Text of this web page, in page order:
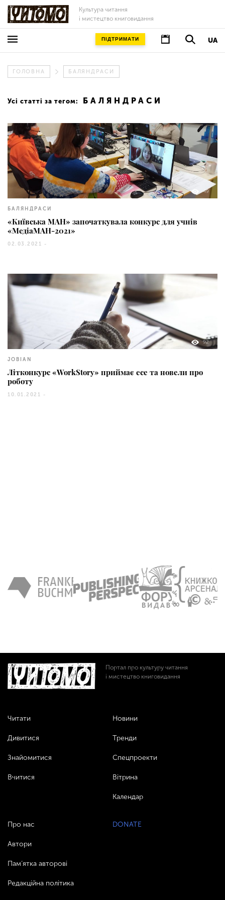
Культура читання
і мистецтво книговидання
UA
ПІДТРИМАТИ
ГОЛОВНА БАЛЯНДРАСИ
Усі статті за тегом: БАЛЯНДРАСИ
49
БАЛЯНДРАСИ
«Київська МАН» започаткувала конкурс для учнів
«МедіаМАН-2021»
02.03.2021 -
92
JOBIAN
Літконкурс «WorkStory» приймає есе та новели про
роботу
10.01.2021 -
Портал про культуру читання
і мистецтво книговидання
Читати
Дивитися
Знайомитися
Вчитися
Новини
Тренди
Спецпроекти
Вітрина
Календар
Про нас
Автори
Пам’ятка авторові
Редакційна політика
DONATE